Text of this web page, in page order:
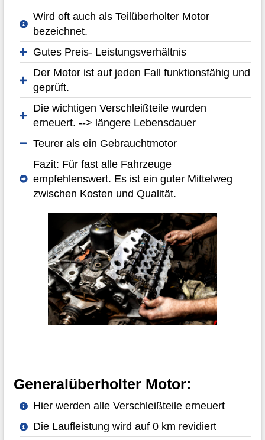
Wird oft auch als Teilüberholter Motor
bezeichnet.
Gutes Preis- Leistungsverhältnis
Der Motor ist auf jeden Fall funktionsfähig und
geprüft.
Die wichtigen Verschleißteile wurden
erneuert. --> längere Lebensdauer
Teurer als ein Gebrauchtmotor
Fazit: Für fast alle Fahrzeuge
empfehlenswert. Es ist ein guter Mittelweg
zwischen Kosten und Qualität.
Generalüberholter Motor:
Hier werden alle Verschleißteile erneuert
Die Laufleistung wird auf 0 km revidiert